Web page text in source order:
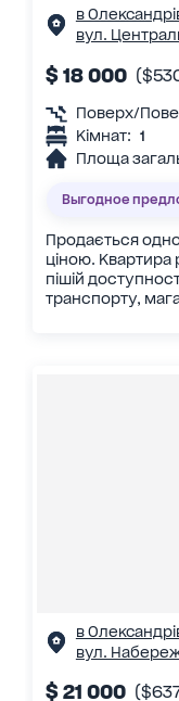
в
вул.
$ 18 000
Поверх/
Кімнат: 1
Площа
Выгодное
Продається
ціною. Квартира
пішій
транспорту,
в
вул.
$ 21 000